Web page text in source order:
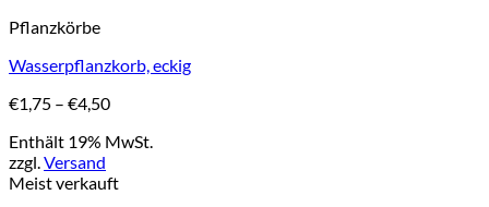
Produkt
mehrere
auf.
Die
Optionen
können
auf
Pflanzkörbe
Wasserpflanzkorb, eckig
€1,75 – €4,50Preisspanne:
bis
Enthält 19% MwSt.
zzgl.Versand
Meist verkauft